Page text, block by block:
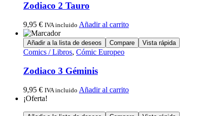
Zodiaco 2 Tauro
9,95 € IVA incluido Añadir al carrito
Añadir a la lista de deseos Compare Vista rápida
Comics / Libros, Cómic Europeo
Zodiaco 3 Géminis
9,95 € IVA incluido Añadir al carrito
¡Oferta!